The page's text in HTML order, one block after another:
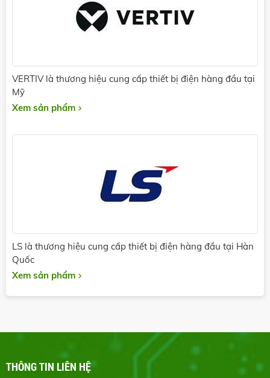
VERTIV là thương hiệu cung cấp thiết bị điện hàng đầu tại
Mỹ
Xem sản phẩm
LS là thương hiệu cung cấp thiết bị điện hàng đầu tại Hàn
Quốc
Xem sản phẩm
THÔNG TIN LIÊN HỆ